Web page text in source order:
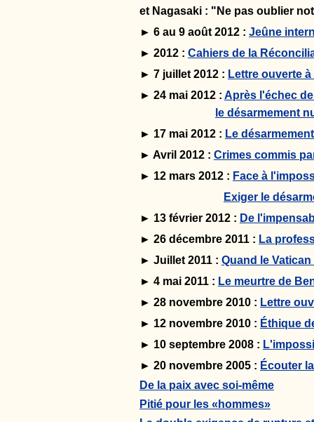
et Nagasaki : "Ne pas oublier
► 6 au 9 août 2012 : Jeûne
► 2012 : Cahiers de la
► 7 juillet 2012 : Lettre ouverte
► 24 mai 2012 : Après l'échec
le désarmement
► 17 mai 2012 : Le
► Avril 2012 : Crimes commis
► 12 mars 2012 : Face à
Exiger le
► 13 février 2012 : De
► 26 décembre 2011 : La
► Juillet 2011 : Quand le
► 4 mai 2011 : Le meurtre de
► 28 novembre 2010 : Lettre
► 12 novembre 2010 : Éthique
► 10 septembre 2008 :
► 20 novembre 2005 : Écouter
De la paix avec soi-même
Pitié pour les «hommes»